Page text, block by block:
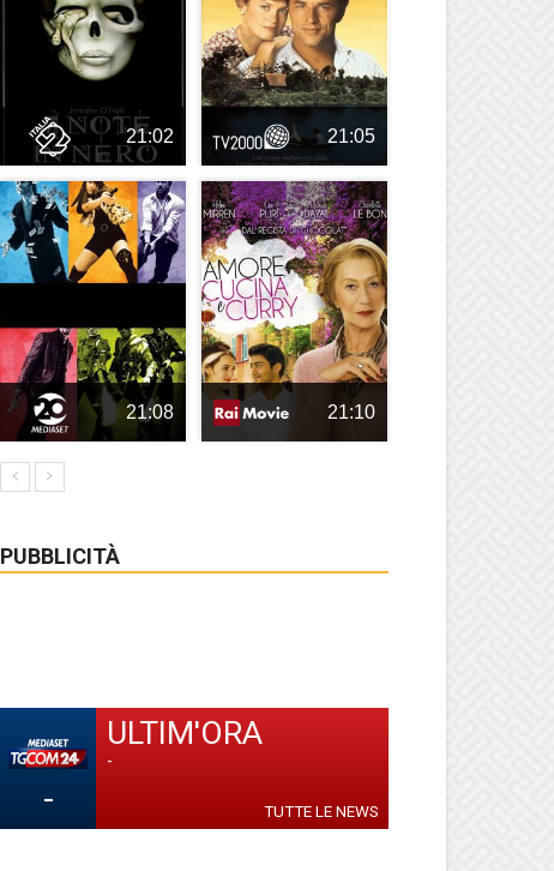
21:02 21:05
21:08 21:10
PUBBLICITÀ
-
ULTIM'ORA
-
TUTTE LE NEWS